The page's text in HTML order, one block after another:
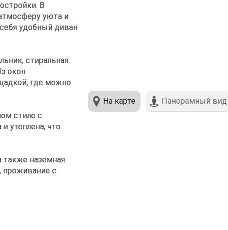
В
уюта и
удoбный дивaн
стиральная
окон
где можно
стиле с
утеплена, что
также наземная
проживание с
На карте Панорамный вид